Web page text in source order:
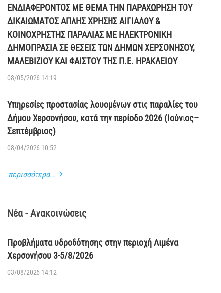
ΕΝΔΙΑΦΕΡΟΝΤΟΣ ΜΕ ΘΕΜΑ ΤΗΝ ΠΑΡΑΧΩΡΗΣΗ ΤΟΥ
ΔΙΚΑΙΩΜΑΤΟΣ ΑΠΛΗΣ ΧΡΗΣΗΣ ΑΙΓΙΑΛΟΥ &
ΚΟΙΝΟΧΡΗΣΤΗΣ ΠΑΡΑΛΙΑΣ ΜΕ ΗΛΕΚΤΡΟΝΙΚΗ
ΔΗΜΟΠΡΑΣΙΑ ΣΕ ΘΕΣΕΙΣ ΤΩΝ ΔΗΜΩΝ ΧΕΡΣΟΝΗΣΟΥ,
ΜΑΛΕΒΙΖΙΟΥ ΚΑΙ ΦΑΙΣΤΟΥ ΤΗΣ Π.Ε. ΗΡΑΚΛΕΙΟΥ
08/05/2026 14:19
Υπηρεσίες προστασίας λουομένων στις παραλίες του
Δήμου Χερσονήσου, κατά την περίοδο 2026 (Ιούνιος–
Σεπτέμβριος)
08/04/2026 10:52
περισσότερα...
Νέα - Ανακοινώσεις
Προβλήματα υδροδότησης στην περιοχή Λιμένα
Χερσονήσου 3-5/8/2026
03/08/2026 14:12